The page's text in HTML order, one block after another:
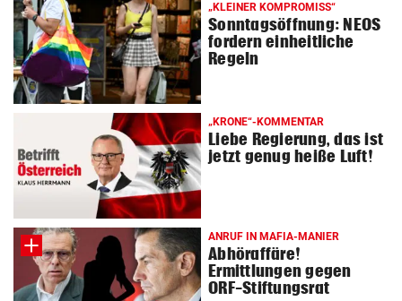
„KLEINER KOMPROMISS“
Sonntagsöffnung: NEOS
fordern einheitliche
Regeln
„KRONE“-KOMMENTAR
Liebe Regierung, das ist
jetzt genug heiße Luft!
ANRUF IN MAFIA-MANIER
Abhöraffäre!
Ermittlungen gegen
ORF-Stiftungsrat